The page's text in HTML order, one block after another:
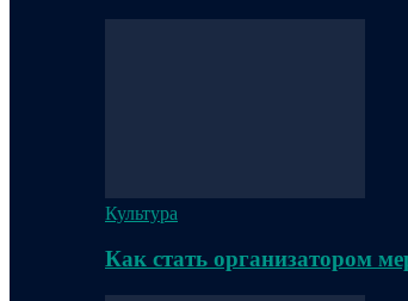
Культура
Как стать организатором